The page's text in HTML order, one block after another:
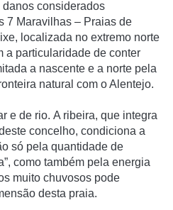
considerados
7 Maravilhas – Praias de
localizada no extremo norte
a particularidade de conter
a nascente e a norte pela
natural com o Alentejo.
e de rio. A ribeira, que integra
concelho, condiciona a
só pela quantidade de
como também pela energia
muito chuvosos pode
desta praia.